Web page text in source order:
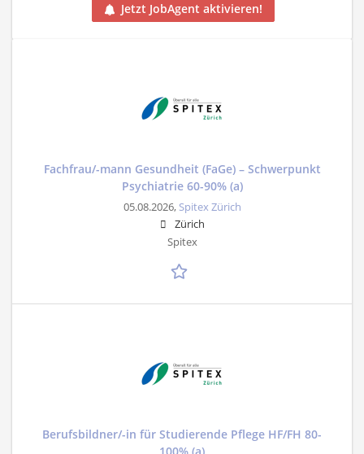
Jetzt JobAgent aktivieren!
Fachfrau/-mann Gesundheit (FaGe) – Schwerpunkt
Psychiatrie 60-90% (a)
05.08.2026, Spitex Zürich
Zürich
Spitex
Berufsbildner/-in für Studierende Pflege HF/FH 80-
100% (a)